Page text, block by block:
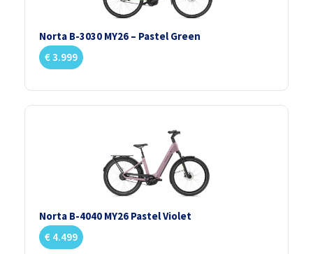
Norta B-3030 MY26 – Pastel Green
€3.999
Norta B-4040 MY26 Pastel Violet
€ 4.499